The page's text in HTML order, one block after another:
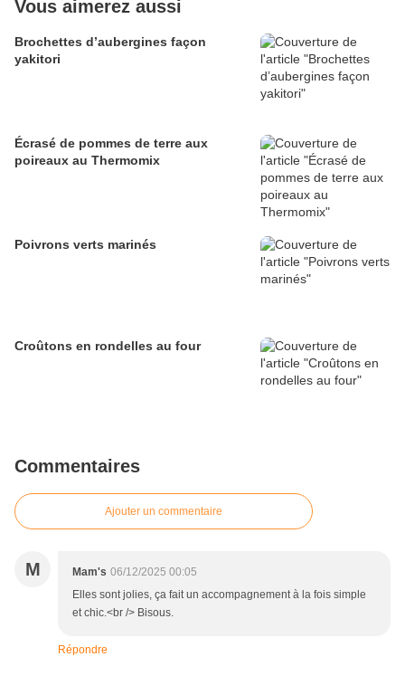
Vous aimerez aussi
Brochettes d’aubergines façon
yakitori
Écrasé de pommes de terre aux
poireaux au Thermomix
Poivrons verts marinés
Croûtons en rondelles au four
Commentaires
Ajouter un commentaire
M Mam's 06/12/2025 00:05
Elles sont jolies, ça fait un accompagnement à la fois simple
et chic.<br /> Bisous.
Répondre